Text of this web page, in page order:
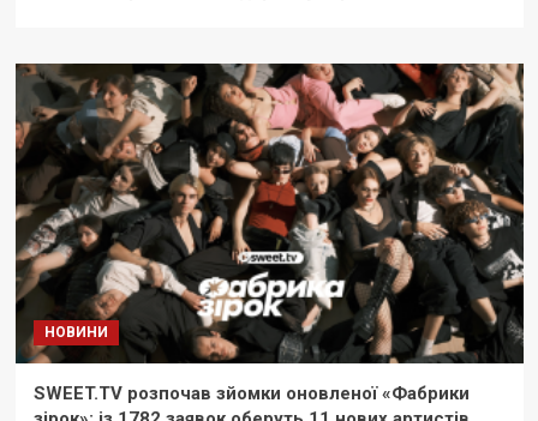
НОВИНИ
SWEET.TV розпочав зйомки оновленої «Фабрики